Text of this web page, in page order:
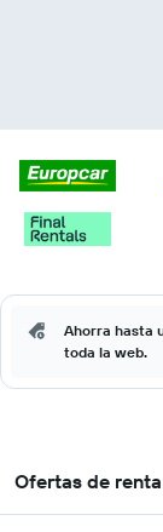
Ahorra hasta
toda la web.
Ofertas de